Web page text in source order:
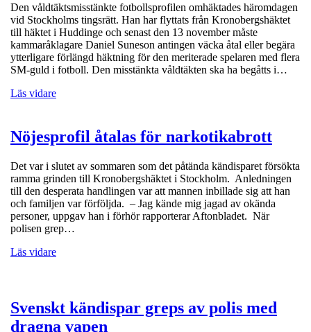
Den våldtäktsmisstänkte fotbollsprofilen omhäktades häromdagen
vid Stockholms tingsrätt. Han har flyttats från Kronobergshäktet
till häktet i Huddinge och senast den 13 november måste
kammaråklagare Daniel Suneson antingen väcka åtal eller begära
ytterligare förlängd häktning för den meriterade spelaren med flera
SM-guld i fotboll. Den misstänkta våldtäkten ska ha begåtts i…
Läs vidare
Nöjesprofil åtalas för narkotikabrott
Det var i slutet av sommaren som det påtända kändisparet försökta
ramma grinden till Kronobergshäktet i Stockholm. Anledningen
till den desperata handlingen var att mannen inbillade sig att han
och familjen var förföljda. – Jag kände mig jagad av okända
personer, uppgav han i förhör rapporterar Aftonbladet. När
polisen grep…
Läs vidare
Svenskt kändispar greps av polis med
dragna vapen